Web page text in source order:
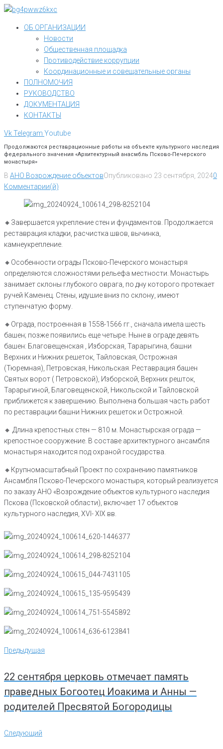
Перейти
контентуОБ ОРГАНИЗАЦИИ
Новости
Общественная площадка
Противодействие коррупции
Координационные и совещательные органы
ПОЛНОМОЧИЯ
РУКОВОДСТВО
ДОКУМЕНТАЦИЯ
КОНТАКТЫ
VkTelegram Youtube
Продолжаются реставрационные работы на объекте культурного наследия
федерального значения «Архитектурный анасмбль Псково-Печерского
монастыря»
В АНО Возрождение объектовОпубликовано 23 сентября, 20240
Комментарии(й)
🔸️Завершается укрепление стен и фундаментов. Продолжается
реставрация кладки, расчистка швов, вычинка,
камнеукрепление.
🔸️Особенности ограды Псково-Печерского монастыря
определяются сложностями рельефа местности. Монастырь
занимает склоны глубокого оврага, по дну которого протекает
ручей Каменец. Стены, идушие вниз по склону, имеют
ступенчатую форму.
🔸️Ограда, построенная в 1558-1566 гг., сначала имела шесть
башен; позже появились еще четыре. Ныне в ограде девять
башен: Благовещенская , Изборская, Тарарыгина, башни
Верхних и Нижних решеток, Тайловская, Острожная
(Тюремная), Петровская, Никольская. Реставрация башен
Святых ворот ( Петровской), Изборской, Верхних решток,
Тарарыгиной, Благовещенской, Никольской и Тайловской
приближется к завершению. Выполнена большая часть работ
по реставрации башни Нижних решеток и Острожной.
🔸️ Длина крепостных стен — 810 м. Монастырская ограда —
крепостное сооружение. В составе архитектурного ансамбля
монастыря находится под охраной государства.
🔸️Крупномасштабный Проект по сохранению памятников
Ансамбля Псково-Печерского монастыря, который реализуется
по заказу АНО «Возрождение объектов культурного наследия
Пскова (Псковской области), включает 17 объектов
культурного наследия, XVI- XIX вв.
Навигация
по
Предыдущая
Предыдущая
22 сентября церковь отмечает память
праведных Богоотец Иоакима и Анны —
родителей Пресвятой Богородицы
Следующий
Следующий